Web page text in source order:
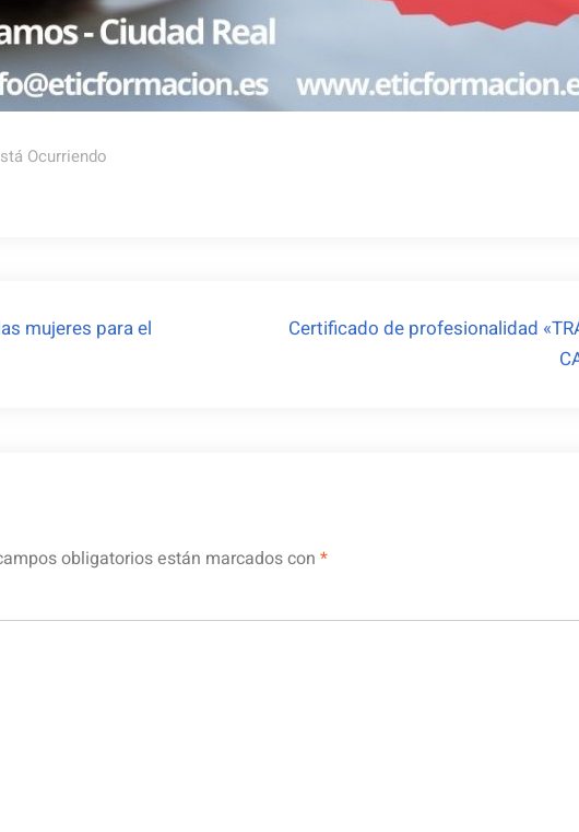
Ocurriendo
mujeres para el
Certificado de profesionalidad
obligatorios están marcados con *